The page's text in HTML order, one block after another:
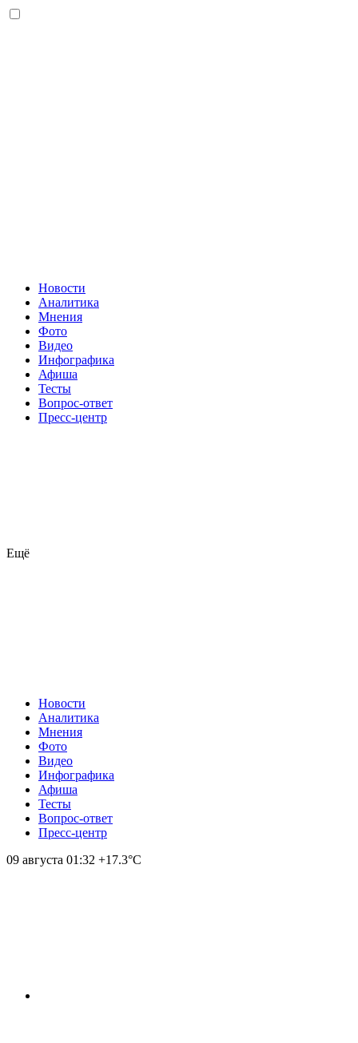
Новости
Аналитика
Мнения
Фото
Видео
Инфографика
Афиша
Тесты
Вопрос-ответ
Пресс-центр
Ещё
Новости
Аналитика
Мнения
Фото
Видео
Инфографика
Афиша
Тесты
Вопрос-ответ
Пресс-центр
09 августа 01:32 +17.3°С